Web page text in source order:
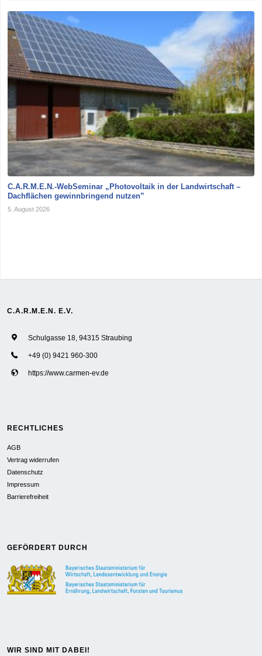
C.A.R.M.E.N.-WebSeminar „Photovoltaik in der Landwirtschaft –
Dachflächen gewinnbringend nutzen”
5. August 2026
C.A.R.M.E.N. E.V.
Schulgasse 18, 94315 Straubing
+49 (0) 9421 960-300
https://www.carmen-ev.de
RECHTLICHES
AGB
Vertrag widerrufen
Datenschutz
Impressum
Barrierefreiheit
GEFÖRDERT DURCH
WIR SIND MIT DABEI!